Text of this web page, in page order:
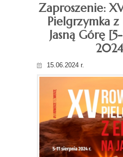
Zaproszenie:
Pielgrzymka z
Jasną Górę
15.06.2024 r.